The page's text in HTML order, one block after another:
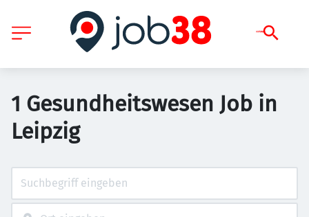
1 Gesundheitswesen Job in
Leipzig